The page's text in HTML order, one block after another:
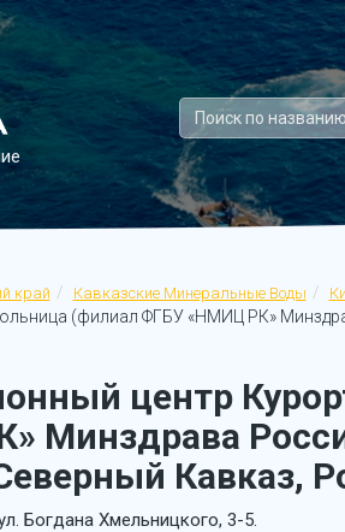
край Кавказские Минеральные Воды
(филиал ФГБУ «НМИЦ РК»
центр
Минздрава
Кавказ,
Богдана Хмельницкого, 3-5.